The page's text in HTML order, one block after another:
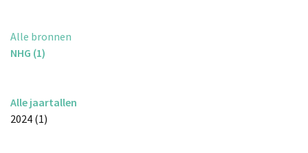
Alle bronnen
NHG (1)
Alle jaartallen
2024 (1)